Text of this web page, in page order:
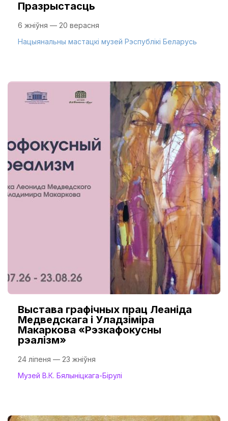
Празрыстасць
6 жніўня — 20 верасня
Нацыянальны мастацкі музей Рэспублікі Беларусь
Выстава графічных прац Леаніда
Медведскага і Уладзіміра
Макаркова «Рэзкафокусны
рэалізм»
24 ліпеня — 23 жніўня
Музей В.К. Бялыніцкага-Бірулі